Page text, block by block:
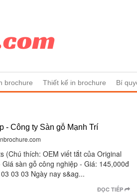
brochure Thiết kế in brochure Bí
- Công ty Sàn gỗ Mạnh Trí
(Chú thích: OEM viết tắt của Original
sàn gỗ công nghiệp - Giá: 145,000đ
03 03 Ngày nay s&ag...
ĐỌC TIẾP